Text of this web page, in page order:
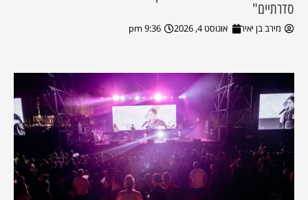
סדרתיים"
מירב בן יאיר אוגוסט 4, 2026 9:36 pm